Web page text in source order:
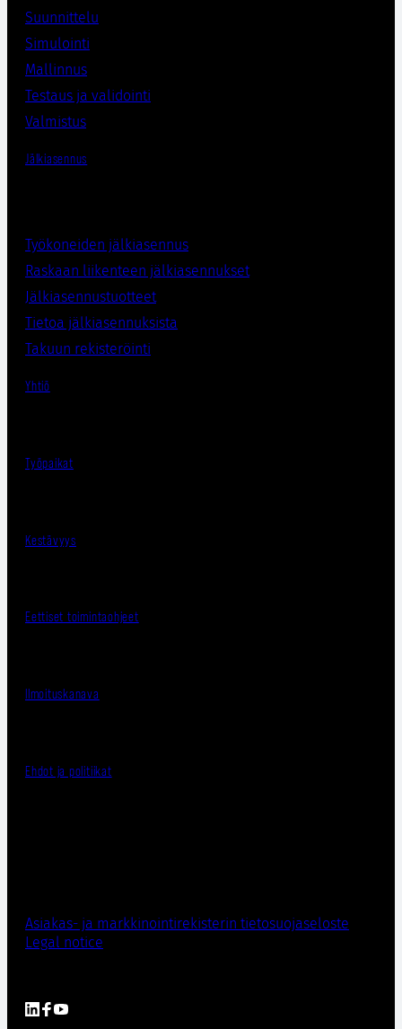
Suunnittelu
Simulointi
Mallinnus
Testaus ja validointi
Valmistus
Jälkiasennus
Työkoneiden jälkiasennus
Raskaan liikenteen jälkiasennukset
Jälkiasennustuotteet
Tietoa jälkiasennuksista
Takuun rekisteröinti
Yhtiö
Työpaikat
Kestävyys
Eettiset toimintaohjeet
Ilmoituskanava
Ehdot ja politiikat
Asiakas- ja markkinointirekisterin tietosuojaseloste
Legal notice